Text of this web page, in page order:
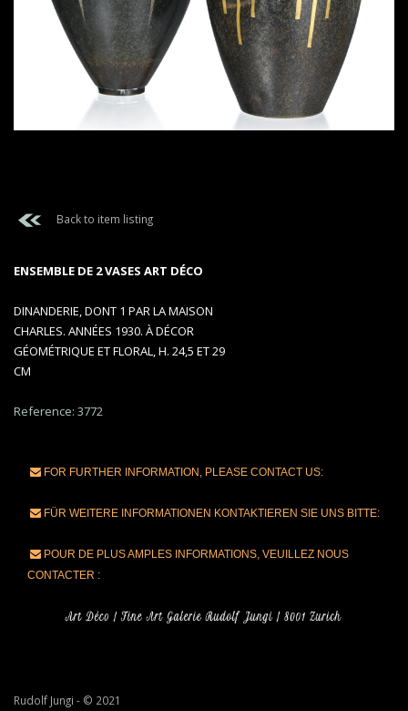
Back to item listing
ENSEMBLE DE 2 VASES ART DÉCO
DINANDERIE, DONT 1 PAR LA MAISON
CHARLES. ANNÉES 1930. À DÉCOR
GÉOMÉTRIQUE ET FLORAL, H. 24,5 ET 29
CM
Reference: 3772
FOR FURTHER INFORMATION, PLEASE CONTACT US:
FÜR WEITERE INFORMATIONEN KONTAKTIEREN SIE UNS BITTE:
POUR DE PLUS AMPLES INFORMATIONS, VEUILLEZ NOUS
CONTACTER :
Rudolf Jungi - © 2021